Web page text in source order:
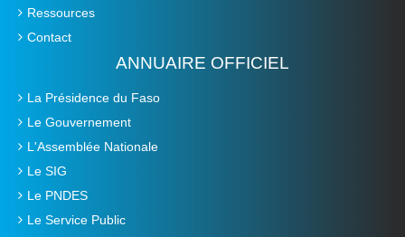
Ressources
Contact
ANNUAIRE OFFICIEL
La Présidence du Faso
Le Gouvernement
L'Assemblée Nationale
Le SIG
Le PNDES
Le Service Public